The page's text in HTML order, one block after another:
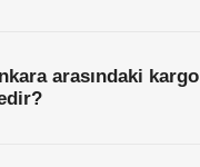
arasındaki kargo